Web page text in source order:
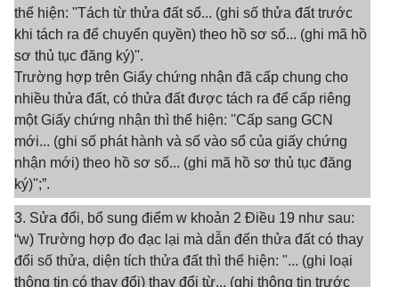
thể hiện: ''Tách từ thửa đất số... (ghi số thửa đất trước
khi tách ra để chuyển quyền) theo hồ sơ số... (ghi mã hồ
sơ thủ tục đăng ký)''.
Trường hợp trên Giấy chứng nhận đã cấp chung cho
nhiều thửa đất, có thửa đất được tách ra để cấp riêng
một Giấy chứng nhận thì thể hiện: ''Cấp sang GCN
mới... (ghi số phát hành và số vào sổ của giấy chứng
nhận mới) theo hồ sơ số... (ghi mã hồ sơ thủ tục đăng
ký)'';”.
3. Sửa đổi, bổ sung điểm w khoản 2 Điều 19 như sau:
“w) Trường hợp đo đạc lại mà dẫn đến thửa đất có thay
đổi số thửa, diện tích thửa đất thì thể hiện: "... (ghi loại
thông tin có thay đổi) thay đổi từ... (ghi thông tin trước